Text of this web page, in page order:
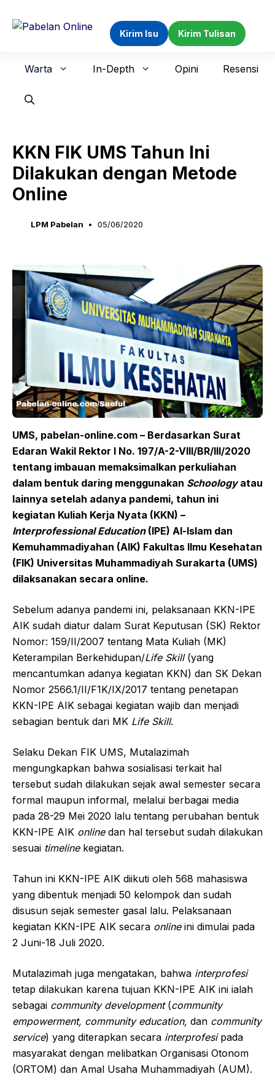
Kirim Isu Kirim Tulisan
Warta In-Depth Opini Resensi
KKN FIK UMS Tahun Ini
Dilakukan dengan Metode
Online
LPM Pabelan 05/06/2020
UMS, pabelan-online.com – Berdasarkan Surat
Edaran Wakil Rektor I No. 197/A-2-VIII/BR/III/2020
tentang imbauan memaksimalkan perkuliahan
dalam bentuk daring menggunakan Schoologyatau
lainnya setelah adanya pandemi, tahun ini
kegiatan Kuliah Kerja Nyata (KKN) –
Interprofessional Education (IPE) Al-Islam dan
Kemuhammadiyahan (AIK) Fakultas Ilmu Kesehatan
(FIK) Universitas Muhammadiyah Surakarta (UMS)
dilaksanakan secara online.
Sebelum adanya pandemi ini, pelaksanaan KKN-IPE
AIK sudah diatur dalam Surat Keputusan (SK) Rektor
Nomor: 159/II/2007 tentang Mata Kuliah (MK)
Keterampilan Berkehidupan/Life Skill(yang
mencantumkan adanya kegiatan KKN) dan SK Dekan
Nomor 2566.1/II/F1K/IX/2017 tentang penetapan
KKN-IPE AIK sebagai kegiatan wajib dan menjadi
sebagian bentuk dari MK Life Skill.
Selaku Dekan FIK UMS, Mutalazimah
mengungkapkan bahwa sosialisasi terkait hal
tersebut sudah dilakukan sejak awal semester secara
formal maupun informal, melalui berbagai media
pada 28-29 Mei 2020 lalu tentang perubahan bentuk
KKN-IPE AIK onlinedan hal tersebut sudah dilakukan
sesuai timelinekegiatan.
Tahun ini KKN-IPE AIK diikuti oleh 568 mahasiswa
yang dibentuk menjadi 50 kelompok dan sudah
disusun sejak semester gasal lalu. Pelaksanaan
kegiatan KKN-IPE AIK secara onlineini dimulai pada
2 Juni-18 Juli 2020.
Mutalazimah juga mengatakan, bahwa interprofesi
tetap dilakukan karena tujuan KKN-IPE AIK ini ialah
sebagai community development (community
empowerment, community education, dan community
service) yang diterapkan secara interprofesipada
masyarakat dengan melibatkan Organisasi Otonom
(ORTOM) dan Amal Usaha Muhammadiyah (AUM).